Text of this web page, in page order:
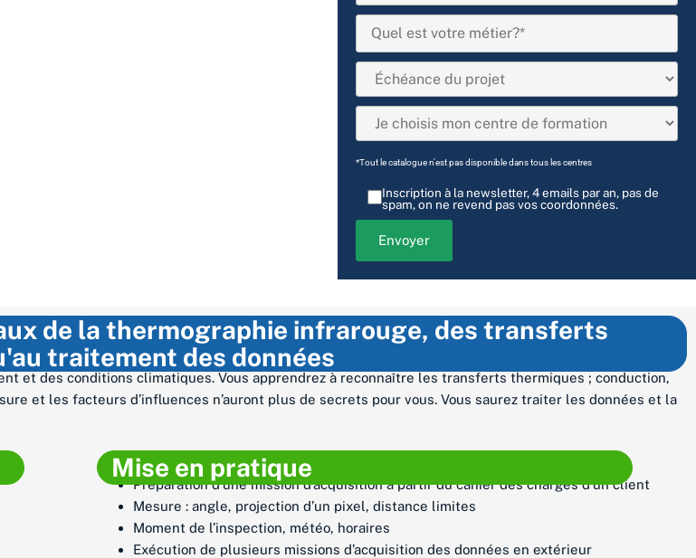
*Tout le catalogue n'est pas disponible dans tous les centres
Inscription à la newsletter, 4 emails par an, pas de
spam, on ne revend pas vos coordonnées.
de la thermographie infrarouge, des transferts
traitement des données
et des conditions climatiques. Vous apprendrez à reconnaître les transferts thermiques ; conduction,
et les facteurs d’influences n’auront plus de secrets pour vous. Vous saurez traiter les données et la
Mise en pratique
Préparation d’une mission d’acquisition à partir du cahier des charges d’un client
Mesure : angle, projection d’un pixel, distance limites
Moment de l’inspection, météo, horaires
Exécution de plusieurs missions d’acquisition des données en extérieur